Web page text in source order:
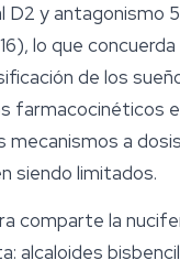
D2 y antagonismo
lo que
de los
farmacocinéticos
a
siendo limitados.
comparte la
alcaloides